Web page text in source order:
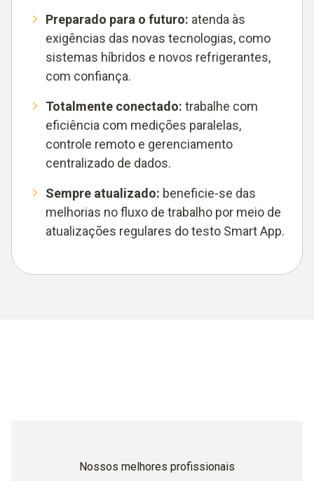
Preparado para o futuro: atenda às
exigências das novas tecnologias, como
sistemas híbridos e novos refrigerantes,
com confiança.
Totalmente conectado: trabalhe com
eficiência com medições paralelas,
controle remoto e gerenciamento
centralizado de dados.
Sempre atualizado: beneficie-se das
melhorias no fluxo de trabalho por meio de
atualizações regulares do testo Smart App.
Nossos melhores profissionais